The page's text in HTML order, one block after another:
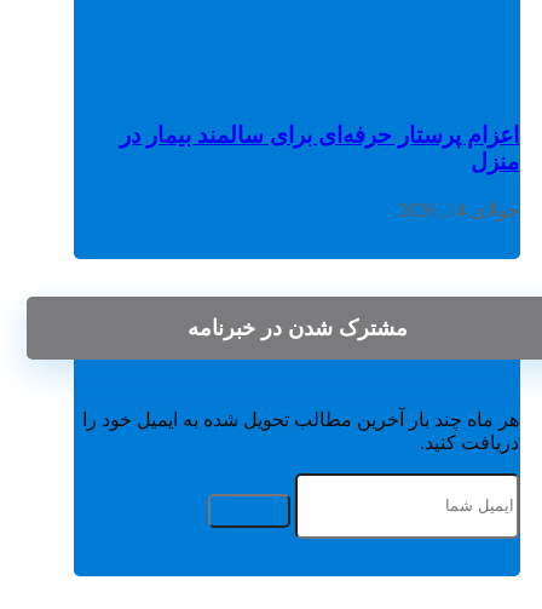
اعزام پرستار حرفه‌ای برای سالمند بیمار در
منزل
جولای 14, 2026
مشترک شدن در خبرنامه
هر ماه چند بار آخرین مطالب تحویل شده به ایمیل خود را
دریافت کنید.